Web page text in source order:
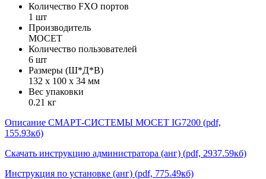
Количество FXO портов
1 шт
Производитель
MOCET
Количество пользователей
6 шт
Размеры (Ш*Д*В)
132 x 100 x 34 мм
Вес упаковки
0.21 кг
Описание СМАРТ-СИСТЕМЫ МОСЕТ IG7200 (pdf,
155.93кб)
Скачать инструкцию администратора (анг) (pdf, 2937.59кб)
Инструкция по установке (анг) (pdf, 775.49кб)